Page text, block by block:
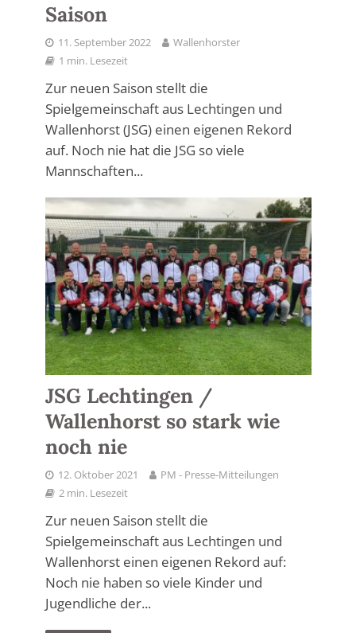
Saison
11. September 2022
Wallenhorster
1 min. Lesezeit
Zur neuen Saison stellt die
Spielgemeinschaft aus Lechtingen und
Wallenhorst (JSG) einen eigenen Rekord
auf. Noch nie hat die JSG so viele
Mannschaften...
JSG Lechtingen /
Wallenhorst so stark wie
noch nie
12. Oktober 2021
PM - Presse-Mitteilungen
2 min. Lesezeit
Zur neuen Saison stellt die
Spielgemeinschaft aus Lechtingen und
Wallenhorst einen eigenen Rekord auf:
Noch nie haben so viele Kinder und
Jugendliche der...